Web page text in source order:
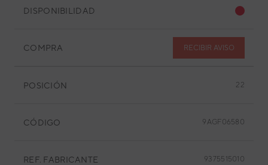
DISPONIBILIDAD
COMPRA RECIBIR AVISO
POSICIÓN 22
CÓDIGO 9AGF06580
REF. FABRICANTE 9375515010